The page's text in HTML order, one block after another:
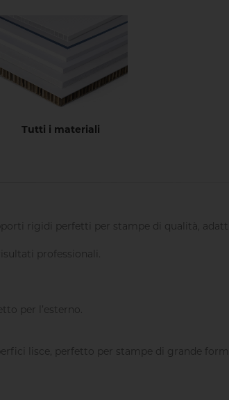
Tutti i materiali
rigidi perfetti per stampe di qualità, adatti
professionali.
per l’esterno.
lisce, perfetto per stampe di grande